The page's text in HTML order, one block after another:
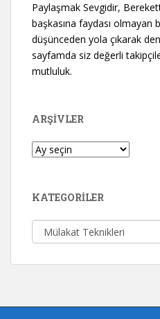
Paylaşmak Sevgidir,
başkasına faydası olmayan
düşünceden yola çıkarak
sayfamda siz değerli
mutluluk.
ARŞIVLER
Arşivler
KATEGORILER
Kategoriler